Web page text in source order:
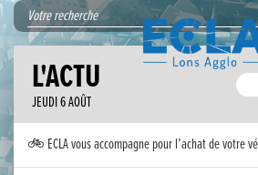
L'ACTU
JEUDI 6 AOÛT
🚲 ECLA vous accompagne pour l’achat de votre